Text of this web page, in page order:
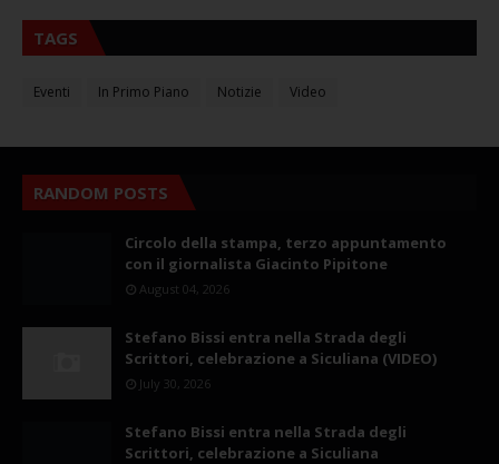
TAGS
Eventi In Primo Piano Notizie Video
RANDOM POSTS
Circolo della stampa, terzo appuntamento
con il giornalista Giacinto Pipitone
August 04, 2026
Stefano Bissi entra nella Strada degli
Scrittori, celebrazione a Siculiana (VIDEO)
July 30, 2026
Stefano Bissi entra nella Strada degli
Scrittori, celebrazione a Siculiana